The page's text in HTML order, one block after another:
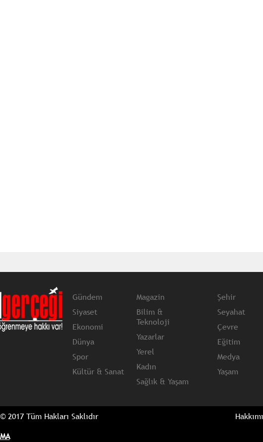
Gündem
Siyaset
Ekonomi
Dünya
Spor
Kültür & Sanat
Magazin
Bilim &
Teknoloji
Yazarlar
Yerel
Kadın
Sağlık & Yaşam
Şehir
Seyahat
Çevre
Eğitim
Medya
Yaşam
2017 Tüm Hakları Saklıdır